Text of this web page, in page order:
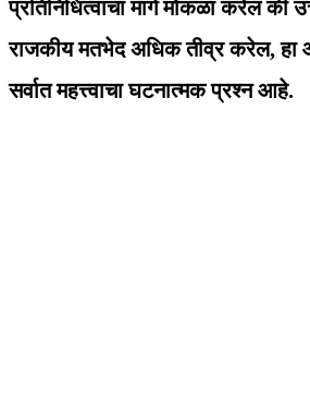
प्रतिनिधित्वाचा मार्ग मोकळा करेल की
राजकीय मतभेद अधिक तीव्र करेल, हा
सर्वात महत्त्वाचा घटनात्मक प्रश्न आहे.